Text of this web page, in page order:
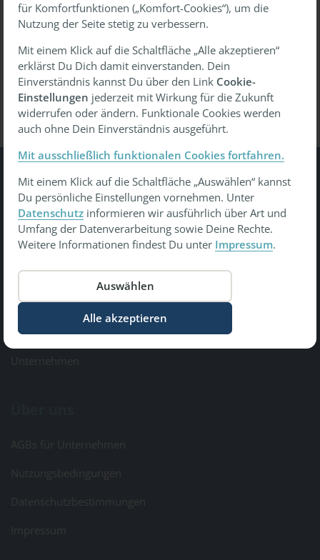
Mit einmaligem Link anmelden
Passwort vergessen?Wiederherstellen
Gesundheit Bewegt
Tu was - gesund leben, gesund arbeiten, gesund älter
werden
All Rights Reserved
Informationen
Kontakt & Feedback
Unternehmen
AGBs für Unternehmen
Nutzungsbedingungen
Datenschutzbestimmungen
Impressum
für Komfortfunktionen („Komfort-Cookies“), um die
Nutzung der Seite stetig zu verbessern.
Mit einem Klick auf die Schaltfläche „Alle akzeptieren“
erklärst Du Dich damit einverstanden. Dein
Einverständnis kannst Du über den Link Cookie-
Einstellungen jederzeit mit Wirkung für die Zukunft
widerrufen oder ändern. Funktionale Cookies werden
auch ohne Dein Einverständnis ausgeführt.
Mit ausschließlich funktionalen Cookies fortfahren.
Mit einem Klick auf die Schaltfläche „Auswählen“ kannst
Du persönliche Einstellungen vornehmen. Unter
Datenschutz informieren wir ausführlich über Art und
Umfang der Datenverarbeitung sowie Deine Rechte.
Weitere Informationen findest Du unter Impressum.